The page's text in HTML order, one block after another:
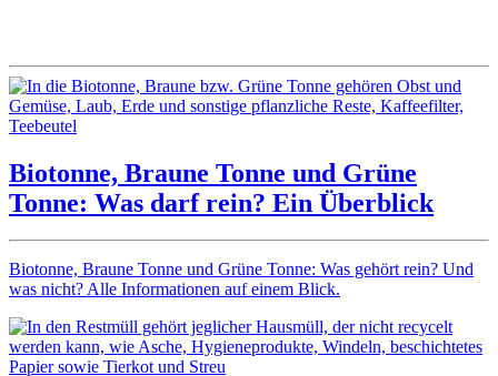
Biotonne, Braune Tonne und Grüne
Tonne: Was darf rein? Ein Überblick
Biotonne, Braune Tonne und Grüne Tonne: Was gehört rein? Und
was nicht? Alle Informationen auf einem Blick.